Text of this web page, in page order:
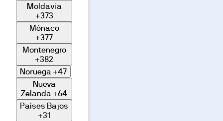
Moldavia
+373
Mónaco
+377
Montenegro
+382
Noruega+47
Nueva
Zelanda+64
Países Bajos
+31